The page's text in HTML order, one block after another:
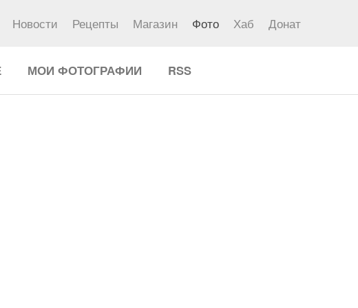
Новости Рецепты Магазин Фото Хаб Донат
МОИ ФОТОГРАФИИ RSS